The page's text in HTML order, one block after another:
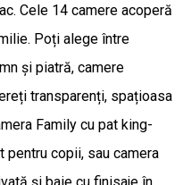
Cele 14 camere acoperă
Poți alege între
și piatră, camere
transparenți, spațioasa
Family cu pat king-
copii, sau camera
și baie cu finisaje în